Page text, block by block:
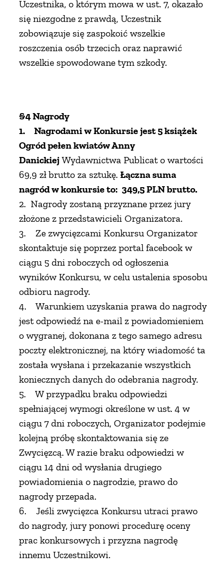
Uczestnika, o którym mowa w ust. 7, okazało
się niezgodne z prawdą, Uczestnik
zobowiązuje się zaspokoić wszelkie
roszczenia osób trzecich oraz naprawić
wszelkie spowodowane tym szkody.
§4 Nagrody
1.
Nagrodami w Konkursie jest 5 książek
Ogród pełen kwiatów Anny
DanickiejWydawnictwa Publicat o wartości
69,9 zł brutto za sztukę. Łączna suma
nagród w konkursie to: 349,5 PLN brutto.
2. Nagrody zostaną przyznane przez jury
złożone z przedstawicieli Organizatora.
3. Ze zwycięzcami Konkursu Organizator
skontaktuje się poprzez portal facebook w
ciągu 5 dni roboczych od ogłoszenia
wyników Konkursu, w celu ustalenia sposobu
odbioru nagrody.
4. Warunkiem uzyskania prawa do nagrody
jest odpowiedź na e-mail z powiadomieniem
o wygranej, dokonana z tego samego adresu
poczty elektronicznej, na który wiadomość ta
została wysłana i przekazanie wszystkich
koniecznych danych do odebrania nagrody.
5. W przypadku braku odpowiedzi
spełniającej wymogi określone w ust. 4 w
ciągu 7 dni roboczych, Organizator podejmie
kolejną próbę skontaktowania się ze
Zwycięzcą. W razie braku odpowiedzi w
ciągu 14 dni od wysłania drugiego
powiadomienia o nagrodzie, prawo do
nagrody przepada.
6. Jeśli zwycięzca Konkursu utraci prawo
do nagrody, jury ponowi procedurę oceny
prac konkursowych i przyzna nagrodę
innemu Uczestnikowi.